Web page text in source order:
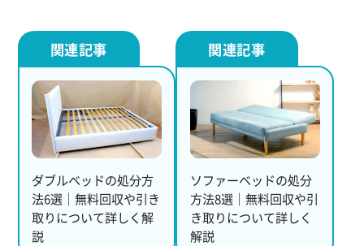
ダブルベッドの処分方
法6選｜無料回収や引き
取りについて詳しく解
説
ソファーベッドの処分
方法8選｜無料回収や引
き取りについて詳しく
解説